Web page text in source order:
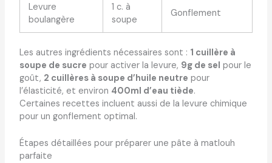
Levure
boulangère
1 c. à
soupe
Gonflement
Les autres ingrédients nécessaires sont : 1 cuillère à
soupe de sucre pour activer la levure, 9g de sel pour le
goût, 2 cuillères à soupe d’huile neutre pour
l’élasticité, et environ 400ml d’eau tiède.
Certaines recettes incluent aussi de la levure chimique
pour un gonflement optimal.
Étapes détaillées pour préparer une pâte à matlouh
parfaite